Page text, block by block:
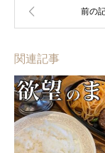
関連記事